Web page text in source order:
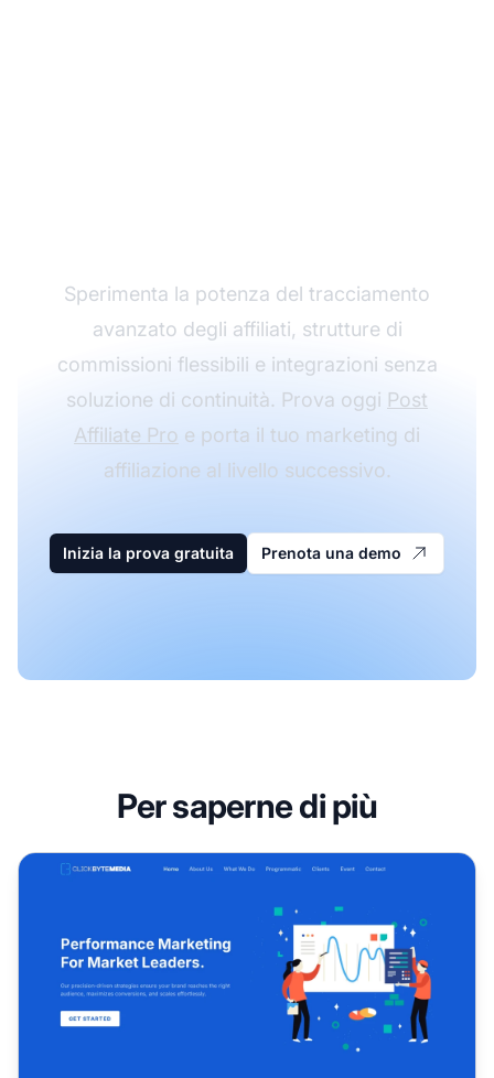
Sperimenta la potenza del tracciamento
avanzato degli affiliati, strutture di
commissioni flessibili e integrazioni senza
soluzione di continuità. Prova oggi Post
Affiliate Pro e porta il tuo marketing di
affiliazione al livello successivo.
Inizia la prova gratuita Prenota una demo
Per saperne di più
Programma di affiliazione ClickByte Media